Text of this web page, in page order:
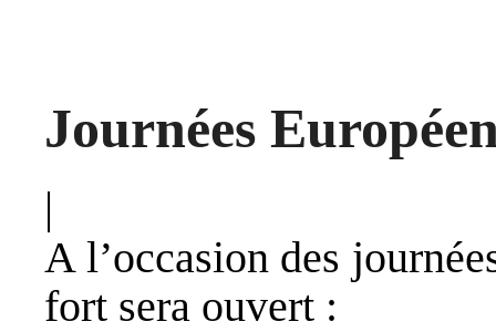
Journées
|
A l’occasion des
fort sera ouvert :